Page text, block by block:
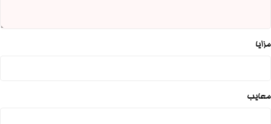
مزایا
معایب